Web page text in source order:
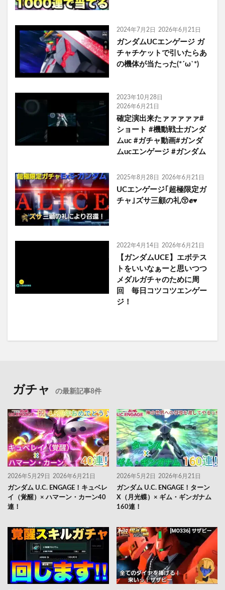
2024年7月2日 2026年6月21日
ガンダムUCエンゲージ ガ
チャチケットで引いたらあ
の機体が当たった(*´ω`*)
2023年10月28日
2026年6月21日
確定演出来たァァァァァ#
ショート #機動戦士ガンダ
ムuc #ガチャ動画#ガンダ
ムucエンゲージ #ガンダム
2025年8月28日 2026年6月21日
UCエンゲージ｢超極限定ガ
チャ｣ズサ三顧の礼😚✊♥️
2022年4月14日 2026年6月21日
【ガンダムUCE】エボテス
トをいいなぁーと思いつつ
メダルガチャのために周
回 毎日コツコツエンゲー
ジ！
ガチャ の最新記事8件
2026年5月29日 2026年6月21日
ガンダム U.C. ENGAGE！キュベレ
イ（覚醒）× ハマーン・カーン40
連！
2026年5月2日 2026年6月21日
ガンダム U.C. ENGAGE！ターン
X（月光蝶）× ギム・ギンガナム
160連！